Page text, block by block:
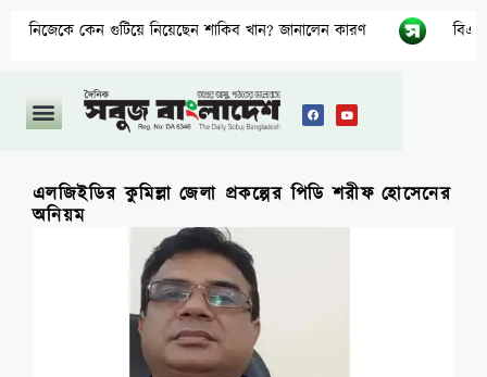
গুটিয়ে নিয়েছেন শাকিব খান? জানালেন কারণ বিএনপির নারী
এলজিইডির কুমিল্লা জেলা প্রকল্পের পিডি শরীফ হোসেনের
অনিয়ম